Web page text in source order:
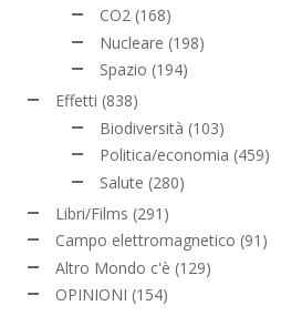
CO2 (168)
Nucleare (198)
Spazio (194)
Effetti (838)
Biodiversità (103)
Politica/economia (459)
Salute (280)
Libri/Films (291)
Campo elettromagnetico (91)
Altro Mondo c'è (129)
OPINIONI (154)